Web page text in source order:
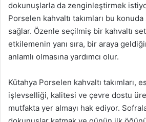
dokunuşlarla da zenginleştirmek
Porselen kahvaltı takımları bu
sağlar. Özenle seçilmiş bir kahvaltı
etkilemenin yanı sıra, bir araya
anlamlı olmasına yardımcı olur.
Kütahya Porselen kahvaltı takımları,
işlevselliği, kalitesi ve çevre dostu
mutfakta yer almayı hak ediyor.